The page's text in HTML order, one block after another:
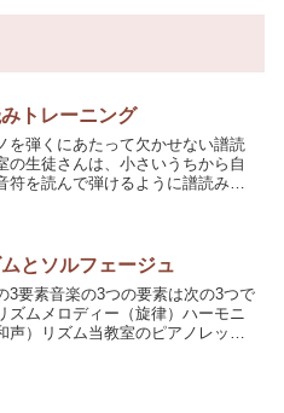
トレーニング
を弾くにあたって欠かせない譜読
の生徒さんは、小さいうちから自
符を読んで弾けるように譜読みト
もらいます。初めは...
ムとソルフェージュ
3要素音楽の3つの要素は次の3つで
ズムメロディー（旋律）ハーモニ
声）リズム当教室のピアノレッス